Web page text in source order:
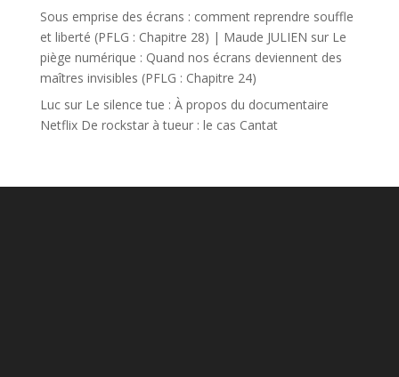
Sous emprise des écrans : comment reprendre souffle
et liberté (PFLG : Chapitre 28) | Maude JULIEN sur Le
piège numérique : Quand nos écrans deviennent des
maîtres invisibles (PFLG : Chapitre 24)
Lucsur Le silence tue : À propos du documentaire
Netflix De rockstar à tueur : le cas Cantat